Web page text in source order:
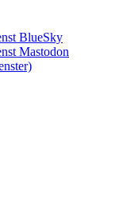
BlueSky
Mastodon